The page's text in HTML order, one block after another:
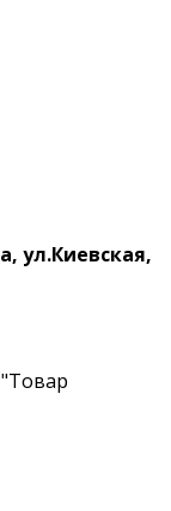
ул.Киевская,